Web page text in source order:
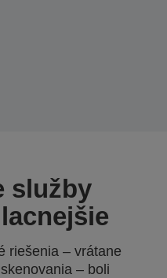
služby
riešenia – vrátane
– boli